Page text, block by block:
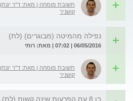
תשובת מומחה | מאת: ד"ר יונתן
קושניר
נפילה מהמיטה (מבוגרים) (לת)
06/05/2016 | 07:02 | מאת: רותי
תשובת מומחה | מאת: ד"ר יונתן
קושניר
בן 8 עם הפרעות שינה קשות (לת)